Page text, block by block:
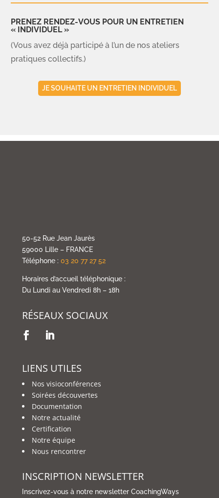
PRENEZ RENDEZ-VOUS POUR UN ENTRETIEN
« INDIVIDUEL »
(Vous avez déjà participé à l’un de nos ateliers
pratiques collectifs.)
JE SOUHAITE UN ENTRETIEN INDIVIDUEL
50-52 Rue Jean Jaurès
59000 Lille – FRANCE
Téléphone : 03 20 77 27 52
Horaires d’accueil téléphonique :
Du Lundi au Vendredi 8h – 18h
RÉSEAUX SOCIAUX
LIENS UTILES
Nos visioconférences
Soirées découvertes
Documentation
Notre actualité
Certification
Notre équipe
Nous rencontrer
INSCRIPTION NEWSLETTER
Inscrivez-vous à notre newsletter CoachingWays